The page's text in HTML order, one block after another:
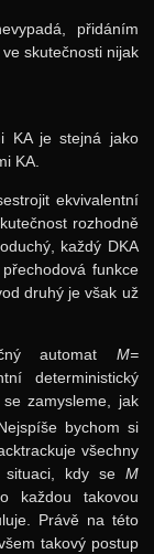
přidáním
skutečnosti nijak
KA je stejná jako
KA.
ekvivalentní
rozhodně
každý DKA
funkce
druhý je však už
automat M=
deterministický
zamysleme, jak
bychom si
všechny
situaci, kdy se M
každou takovou
Právě na této
takový postup